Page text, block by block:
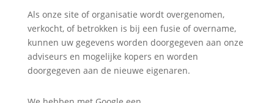
Als onze site of organisatie wordt overgenomen,
verkocht, of betrokken is bij een fusie of overname,
kunnen uw gegevens worden doorgegeven aan onze
adviseurs en mogelijke kopers en worden
doorgegeven aan de nieuwe eigenaren.